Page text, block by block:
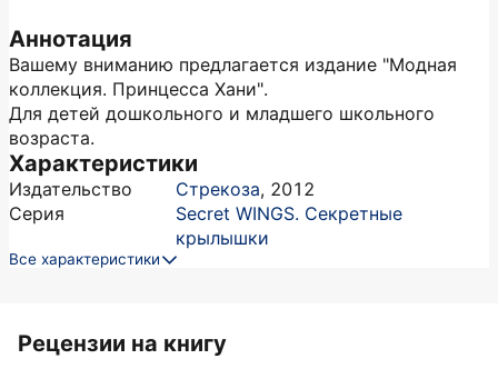
Аннотация
Вашему вниманию предлагается издание "Модная
коллекция. Принцесса Хани".
Для детей дошкольного и младшего школьного
возраста.
Характеристики
Издательство Стрекоза, 2012
Серия
Secret WINGS. Секретные
крылышки
Все характеристики
Рецензии на книгу